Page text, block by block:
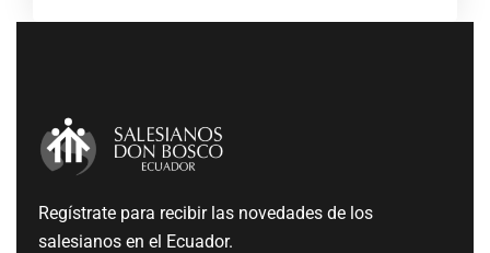
Regístrate para recibir las novedades de los
salesianos en el Ecuador.